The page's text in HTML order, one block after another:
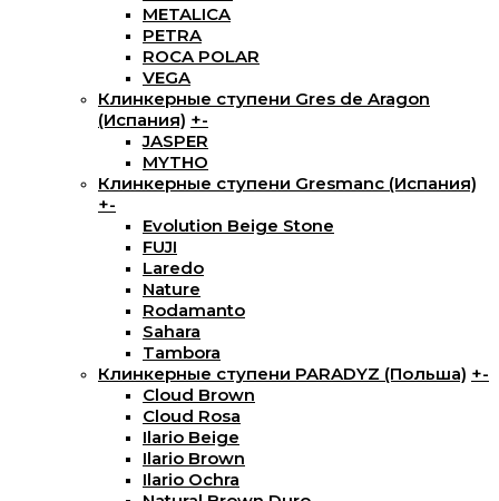
METALICA
PETRA
ROCA POLAR
VEGA
Клинкерные ступени Gres de Aragon
(Испания) +-
JASPER
MYTHO
Клинкерные ступени Gresmanc (Испания)
+-
Evolution Beige Stone
FUJI
Laredo
Nature
Rodamanto
Sahara
Tambora
Клинкерные ступени PARADYZ (Польша) +-
Cloud Brown
Cloud Rosa
Ilario Beige
Ilario Brown
Ilario Ochra